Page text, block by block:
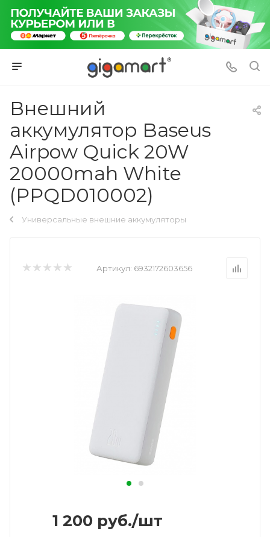
Внешний
аккумулятор Baseus
Airpow Quick 20W
20000mah White
(PPQD010002)
Универсальные внешние аккумуляторы
Артикул: 6932172603656
1 200 руб./шт